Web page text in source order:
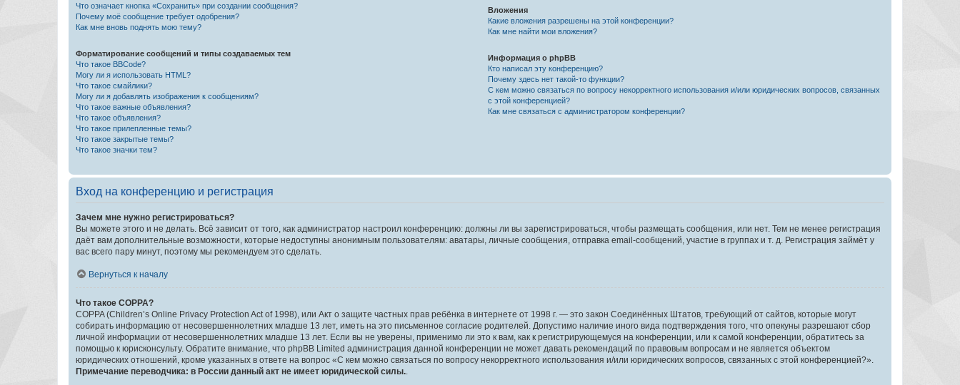
Что означает кнопка «Сохранить» при создании сообщения?
Почему моё сообщение требует одобрения?
Как мне вновь поднять мою тему?
Форматирование сообщений и типы создаваемых тем
Что такое BBCode?
Могу ли я использовать HTML?
Что такое смайлики?
Могу ли я добавлять изображения к сообщениям?
Что такое важные объявления?
Что такое объявления?
Что такое прилепленные темы?
Что такое закрытые темы?
Что такое значки тем?
Вложения
Какие вложения разрешены на этой конференции?
Как мне найти мои вложения?
Информация о phpBB
Кто написал эту конференцию?
Почему здесь нет такой-то функции?
С кем можно связаться по вопросу некорректного использования и/или юридических вопросов, связанных
с этой конференцией?
Как мне связаться с администратором конференции?
Вход на конференцию и регистрация
Зачем мне нужно регистрироваться?
Вы можете этого и не делать. Всё зависит от того, как администратор настроил конференцию: должны ли вы зарегистрироваться, чтобы размещать сообщения, или нет. Тем не менее регистрация
даёт вам дополнительные возможности, которые недоступны анонимным пользователям: аватары, личные сообщения, отправка email-сообщений, участие в группах и т. д. Регистрация займёт у
вас всего пару минут, поэтому мы рекомендуем это сделать.
Вернуться к началу
Что такое COPPA?
COPPA (Children’s Online Privacy Protection Act of 1998), или Акт о защите частных прав ребёнка в интернете от 1998 г. — это закон Соединённых Штатов, требующий от сайтов, которые могут
собирать информацию от несовершеннолетних младше 13 лет, иметь на это письменное согласие родителей. Допустимо наличие иного вида подтверждения того, что опекуны разрешают сбор
личной информации от несовершеннолетних младше 13 лет. Если вы не уверены, применимо ли это к вам, как к регистрирующемуся на конференции, или к самой конференции, обратитесь за
помощью к юрисконсульту. Обратите внимание, что phpBB Limited администрация данной конференции не может давать рекомендаций по правовым вопросам и не является объектом
юридических отношений, кроме указанных в ответе на вопрос «С кем можно связаться по вопросу некорректного использования и/или юридических вопросов, связанных с этой конференцией?».
Примечание переводчика: в России данный акт не имеет юридической силы.